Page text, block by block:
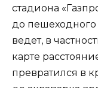
стадиона
до пешеходного
ведет, в
карте
превратился в